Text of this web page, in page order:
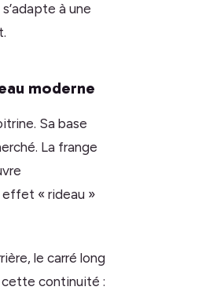
à une
moderne
Sa base
La frange
« rideau »
le carré long
cette continuité :